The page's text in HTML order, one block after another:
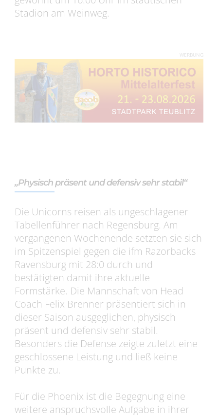
Stadion am Weinweg.
WERBUNG
„Physisch präsent und defensiv sehr stabil“
Die Unicorns reisen als ungeschlagener
Tabellenführer nach Regensburg. Am
vergangenen Wochenende setzten sie sich
im Spitzenspiel gegen die ifm Razorbacks
Ravensburg mit 28:0 durch und
bestätigten damit ihre aktuelle
Formstärke. Die Mannschaft von Head
Coach Felix Brenner präsentiert sich in
dieser Saison ausgeglichen, physisch
präsent und defensiv sehr stabil.
Besonders die Defense zeigte zuletzt eine
geschlossene Leistung und ließ keine
Punkte zu.
Für die Phoenix ist die Begegnung eine
weitere anspruchsvolle Aufgabe in ihrer